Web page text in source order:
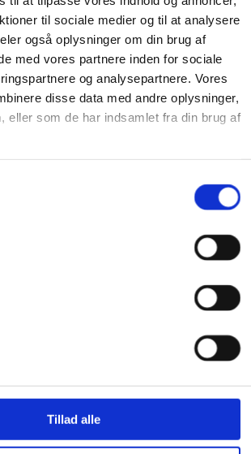
til sociale medier og til at analysere
også oplysninger om din brug af
med vores partnere inden for sociale
og analysepartnere. Vores
disse data med andre oplysninger,
eller som de har indsamlet fra din brug af
Tillad alle
anmeldelser.
“Pinot Grigio Terre di Ger”
blive publiceret. Krævede felter er markeret